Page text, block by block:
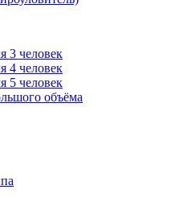
3 человек
4 человек
5 человек
объёма